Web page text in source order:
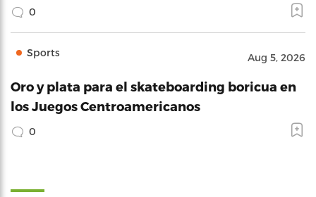
0
Sports Aug 5, 2026
Oro y plata para el skateboarding boricua en
los Juegos Centroamericanos
0